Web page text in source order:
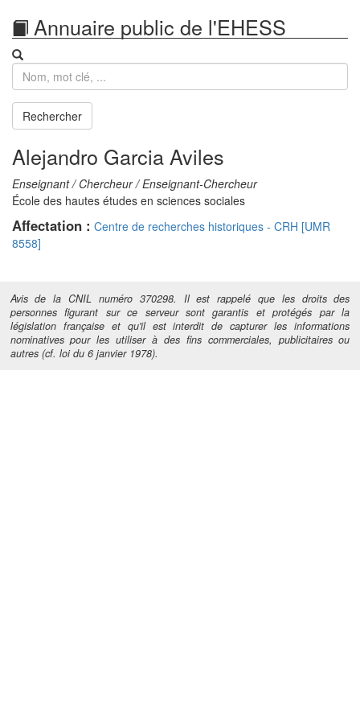
Annuaire public de l'EHESS
Recherche
Rechercher
Alejandro Garcia Aviles
Enseignant / Chercheur / Enseignant-Chercheur
École des hautes études en sciences sociales
Affectation : Centre de recherches historiques - CRH [UMR
8558]
Avis de la CNIL numéro 370298. Il est rappelé que les droits des
personnes figurant sur ce serveur sont garantis et protégés par la
législation française et qu'il est interdit de capturer les informations
nominatives pour les utiliser à des fins commerciales, publicitaires ou
autres (cf. loi du 6 janvier 1978).